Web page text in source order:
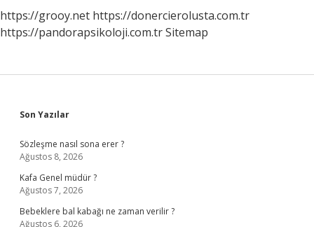
https://grooy.net https://donercierolusta.com.tr
https://pandorapsikoloji.com.trSitemap
Sidebar
Son Yazılar
Sözleşme nasıl sona erer ?
Ağustos 8, 2026
Kafa Genel müdür ?
Ağustos 7, 2026
Bebeklere bal kabağı ne zaman verilir ?
Ağustos 6, 2026